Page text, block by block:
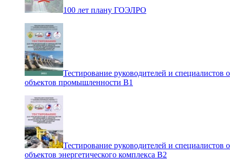
100 лет плану ГОЭЛРО
Тестирование руководителей и специалистов
объектов промышленности В1
Тестирование руководителей и специалистов
объектов энергетического комплекса В2